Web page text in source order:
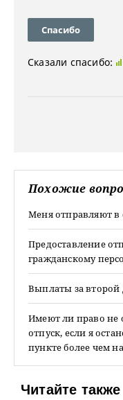
Спасибо
Сказали спасибо:
Похожие
Меня отправляют в
Предоставление
гражданскому
Выплаты за второй
Имеют ли право не
отпуск, если я
пункте более чем
Читайте также